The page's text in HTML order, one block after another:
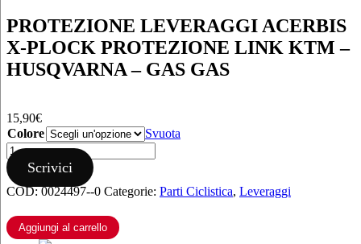
PROTEZIONE LEVERAGGI ACERBIS
X-PLOCK PROTEZIONE LINK KTM –
HUSQVARNA – GAS GAS
15,90€
Colore
Svuota
PROTEZIONE
LEVERAGGI
ACERBIS
X-
PROTEZIONE
LINK
Scrivici
COD:0024497--0 Categorie: Parti Ciclistica, Leveraggi
Aggiungi al carrello